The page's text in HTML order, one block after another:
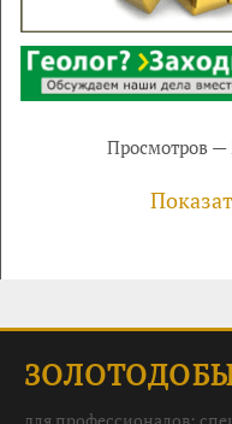
Просмотров —
для профессионалов: